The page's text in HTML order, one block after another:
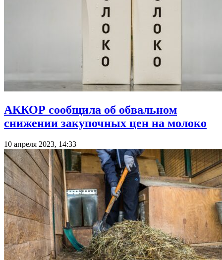
АККОР сообщила об обвальном
снижении закупочных цен на молоко
10 апреля 2023, 14:33